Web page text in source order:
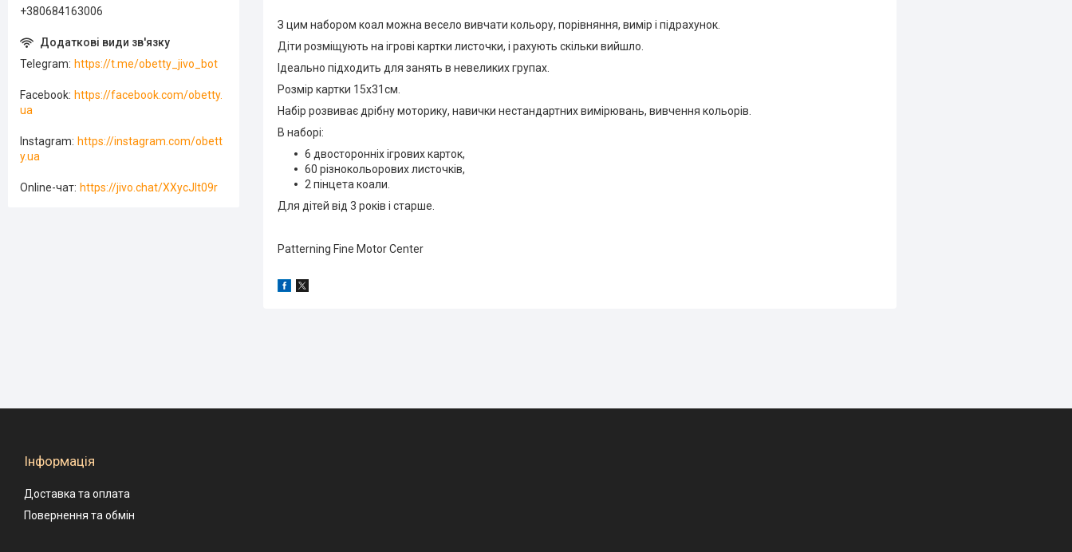
З цим набором коал можна весело вивчати кольору, порівняння, вимір і підрахунок.
Діти розміщують на ігрові картки листочки, і рахують скільки вийшло.
Ідеально підходить для занять в невеликих групах.
Розмір картки 15x31см.
Набір розвиває дрібну моторику, навички нестандартних вимірювань, вивчення кольорів.
В наборі:
6 двосторонніх ігрових карток,
60 різнокольорових листочків,
2 пінцета коали.
Для дітей від 3 років і старше.
Patterning Fine Motor Center
+380684163006
Telegram https://t.me/obetty_jivo_bot
Facebook https://facebook.com/obetty.
ua
Instagram
https://instagram.com/obett
y.ua
Online-чат https://jivo.chat/XXycJlt09r
Інформація
Доставка та оплата
Повернення та обмін